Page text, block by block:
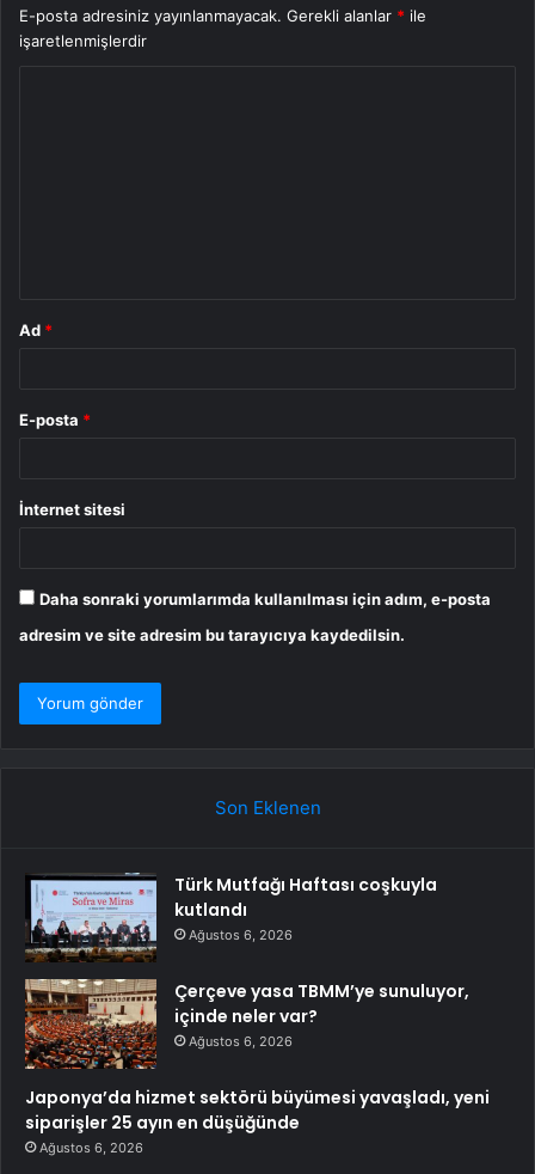
E-posta adresiniz yayınlanmayacak. Gerekli alanlar * ile
işaretlenmişlerdir
Ad *
E-posta *
İnternet sitesi
Daha sonraki yorumlarımda kullanılması için adım, e-posta
adresim ve site adresim bu tarayıcıya kaydedilsin.
Son Eklenen
Türk Mutfağı Haftası coşkuyla
kutlandı
Ağustos 6, 2026
Çerçeve yasa TBMM’ye sunuluyor,
içinde neler var?
Ağustos 6, 2026
Japonya’da hizmet sektörü büyümesi yavaşladı, yeni
siparişler 25 ayın en düşüğünde
Ağustos 6, 2026